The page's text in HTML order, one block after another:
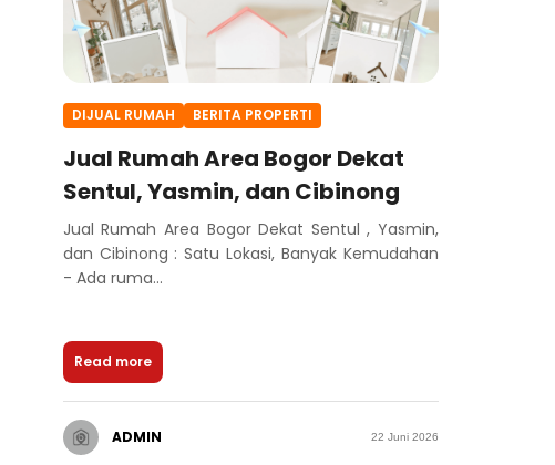
DIJUAL RUMAH BERITA PROPERTI
Jual Rumah Area Bogor Dekat
Sentul, Yasmin, dan Cibinong
Jual Rumah Area Bogor Dekat Sentul , Yasmin,
dan Cibinong : Satu Lokasi, Banyak Kemudahan
- Ada ruma...
Read more
ADMIN 22 Juni 2026